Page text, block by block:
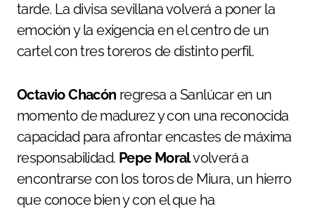
tarde. La divisa sevillana volverá a poner la
emoción y la exigencia en el centro de un
cartel con tres toreros de distinto perfil.
Octavio Chacón regresa a Sanlúcar en un
momento de madurez y con una reconocida
capacidad para afrontar encastes de máxima
responsabilidad. Pepe Moralvolverá a
encontrarse con los toros de Miura, un hierro
que conoce bien y con el que ha